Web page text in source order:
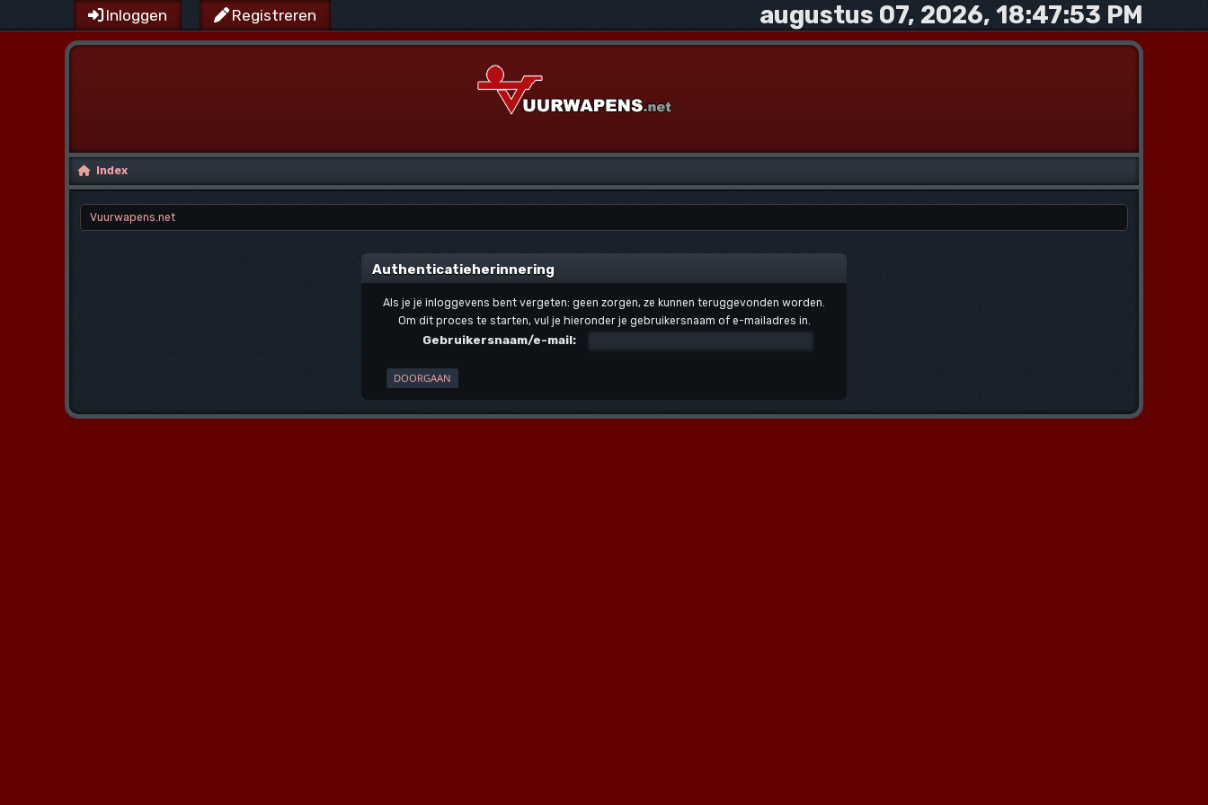
Inloggen Registreren augustus 07, 2026, 18:47:53 PM
Index
Vuurwapens.net
Authenticatieherinnering
Als je je inloggevens bent vergeten: geen zorgen, ze kunnen teruggevonden worden.
Om dit proces te starten, vul je hieronder je gebruikersnaam of e-mailadres in.
Gebruikersnaam/e-mail: